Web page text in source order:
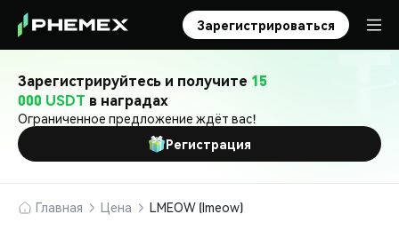
Зарегистрироваться
Зарегистрируйтесь и получите 15
000 USDT в наградах
Ограниченное предложение ждёт вас!
Регистрация
Главная Цена LMEOW (lmeow)